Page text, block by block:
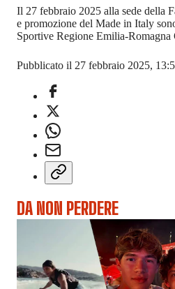
Il 27 febbraio 2025 alla sede della
e promozione del Made in Italy
Sportive Regione Emilia-
Pubblicato il 27 febbraio 2025,
DA NON PERDERE